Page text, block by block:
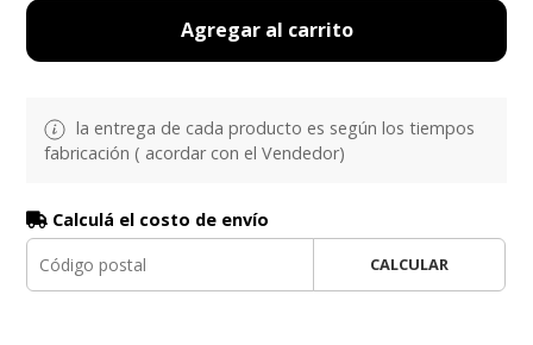
Agregar al carrito
la entrega de cada producto es según los tiempos
fabricación ( acordar con el Vendedor)
Calculá el costo de envío
CALCULAR